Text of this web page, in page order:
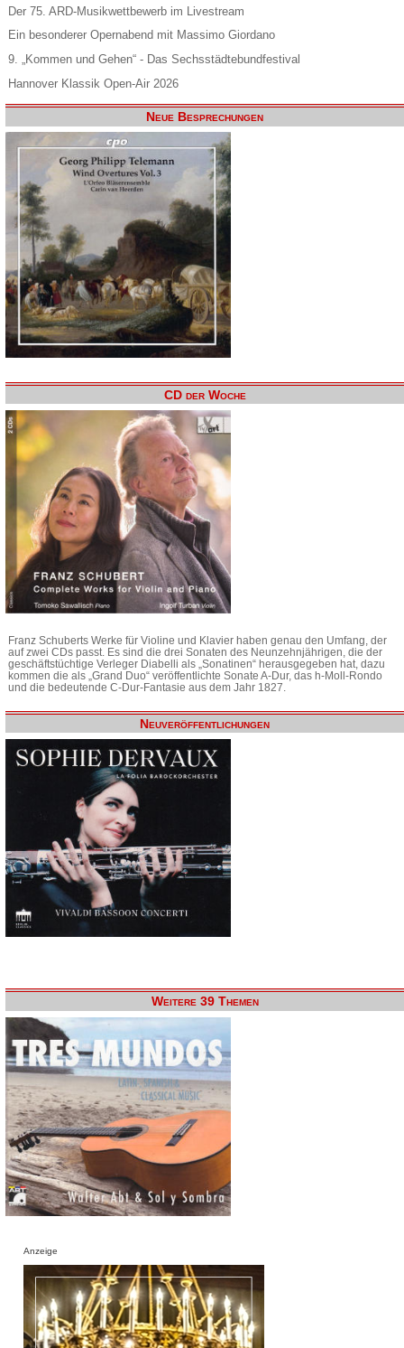
Der 75. ARD-Musikwettbewerb im Livestream
Ein besonderer Opernabend mit Massimo Giordano
9. „Kommen und Gehen“ - Das Sechsstädtebundfestival
Hannover Klassik Open-Air 2026
Neue Besprechungen
CD der Woche
Franz Schuberts Werke für Violine und Klavier haben genau den Umfang, der
auf zwei CDs passt. Es sind die drei Sonaten des Neunzehnjährigen, die der
geschäftstüchtige Verleger Diabelli als „Sonatinen“ herausgegeben hat, dazu
kommen die als „Grand Duo“ veröffentlichte Sonate A-Dur, das h-Moll-Rondo
und die bedeutende C-Dur-Fantasie aus dem Jahr 1827.
Neuveröffentlichungen
Weitere 39 Themen
Anzeige